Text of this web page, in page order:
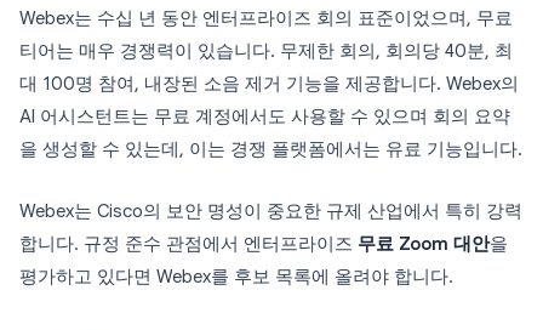
Webex는 수십 년 동안 엔터프라이즈 회의 표준이었으며, 무료
티어는 매우 경쟁력이 있습니다. 무제한 회의, 회의당 40분, 최
대 100명 참여, 내장된 소음 제거 기능을 제공합니다. Webex의
AI 어시스턴트는 무료 계정에서도 사용할 수 있으며 회의 요약
을 생성할 수 있는데, 이는 경쟁 플랫폼에서는 유료 기능입니다.
Webex는 Cisco의 보안 명성이 중요한 규제 산업에서 특히 강력
합니다. 규정 준수 관점에서 엔터프라이즈 무료 Zoom 대안을
평가하고 있다면 Webex를 후보 목록에 올려야 합니다.